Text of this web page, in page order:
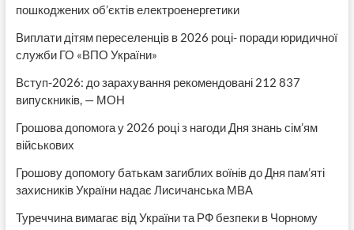
пошкоджених об’єктів електроенергетики
Виплати дітям переселенців в 2026 році- поради юридичної
служби ГО «ВПО України»
Вступ-2026: до зарахування рекомендовані 212 837
випускників, — МОН
Грошова допомога у 2026 році з нагоди Дня знань сім’ям
військових
Грошову допомогу батькам загиблих воїнів до Дня пам’яті
захисників України надає Лисичанська МВА
Туреччина вимагає від України та РФ безпеки в Чорному